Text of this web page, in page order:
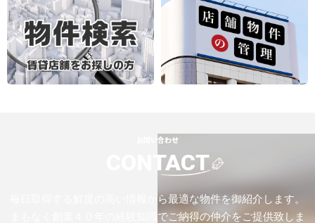
お問い合わせ
CONTACT
毎日取得する鮮度の高い情報から最適な物件を御紹介します。
まもなく創業４０年の経験知識でご納得の仲介をご提供致しま